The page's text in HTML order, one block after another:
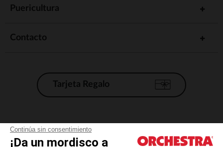
Continúa sin consentimiento
¡Da un mordisco a
Puericultura
Contacto
Tarjeta Regalo
Condiciones generales de venta
Aviso Legal